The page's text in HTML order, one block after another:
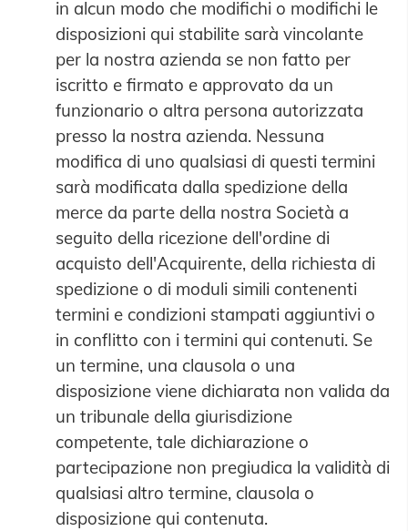
in alcun modo che modifichi o modifichi le
disposizioni qui stabilite sarà vincolante
per la nostra azienda se non fatto per
iscritto e firmato e approvato da un
funzionario o altra persona autorizzata
presso la nostra azienda. Nessuna
modifica di uno qualsiasi di questi termini
sarà modificata dalla spedizione della
merce da parte della nostra Società a
seguito della ricezione dell'ordine di
acquisto dell'Acquirente, della richiesta di
spedizione o di moduli simili contenenti
termini e condizioni stampati aggiuntivi o
in conflitto con i termini qui contenuti. Se
un termine, una clausola o una
disposizione viene dichiarata non valida da
un tribunale della giurisdizione
competente, tale dichiarazione o
partecipazione non pregiudica la validità di
qualsiasi altro termine, clausola o
disposizione qui contenuta.